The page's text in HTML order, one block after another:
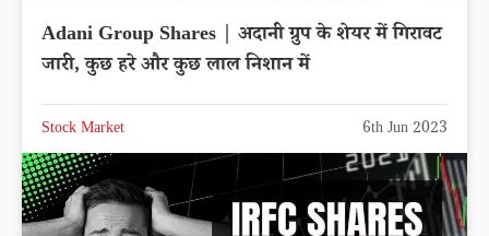
Adani Group Shares | अदानी ग्रुप के शेयर में गिरावट
जारी, कुछ हरे और कुछ लाल निशान में
Stock Market 6th Jun 2023